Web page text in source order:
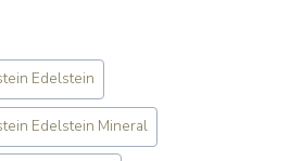
Edelstein
Edelstein Mineral